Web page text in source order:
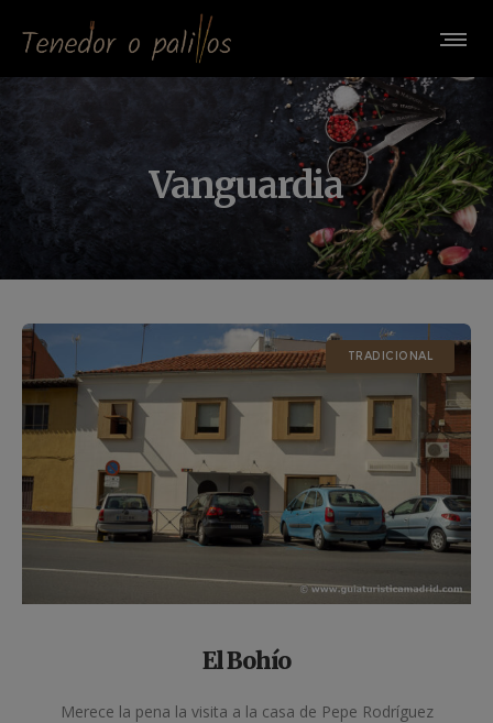
Vanguardia
TRADICIONAL
El Bohío
Merece la pena la visita a la casa de Pepe Rodríguez